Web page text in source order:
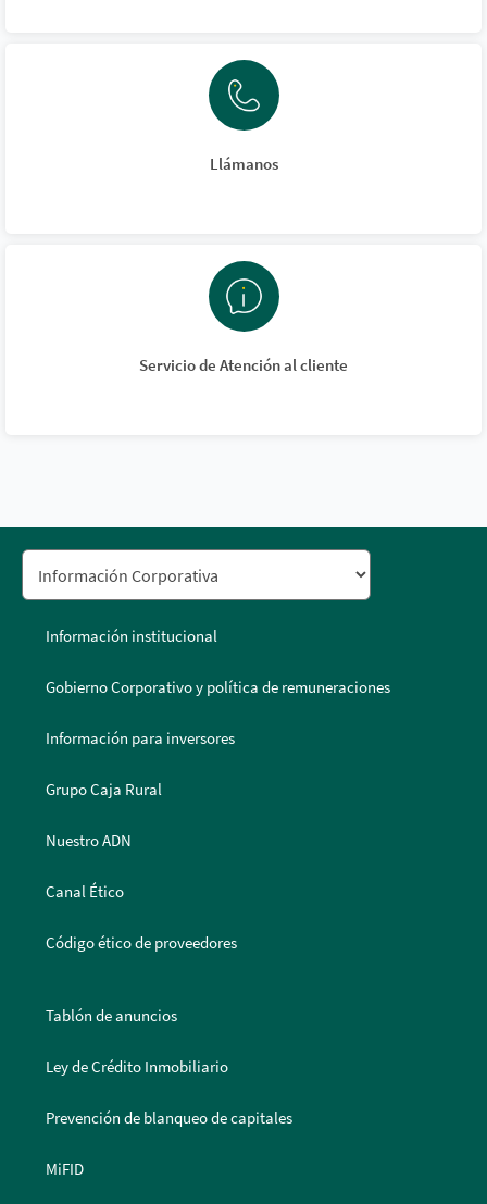
Llámanos
Servicio de Atención al cliente
Información institucional
Gobierno Corporativo y política de remuneraciones
Información para inversores
Grupo Caja Rural
Nuestro ADN
Canal Ético
Código ético de proveedores
Tablón de anuncios
Ley de Crédito Inmobiliario
Prevención de blanqueo de capitales
MiFID